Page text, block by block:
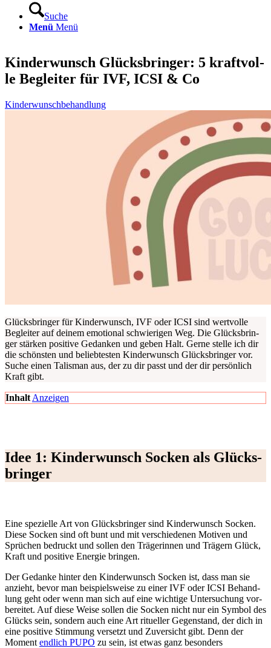
Suche
Menü Menü
Kin­der­wunsch Glücks­brin­ger: 5 kraft­vol­
le Beglei­ter für IVF, ICSI & Co
Kinderwunschbehandlung
Glücks­brin­ger für Kin­der­wunsch, IVF oder ICSI sind wert­vol­le
Beglei­ter auf dei­nem emo­tio­nal schwie­ri­gen Weg. Die Glücks­brin­
ger stär­ken posi­ti­ve Gedan­ken und geben Halt. Ger­ne stel­le ich dir
die schöns­ten und belieb­tes­ten Kin­der­wunsch Glücks­brin­ger vor.
Suche einen Talis­man aus, der zu dir passt und der dir per­sön­lich
Kraft gibt.
Inhalt Anzei­gen
Idee 1: Kin­der­wunsch Socken als Glücks­
brin­ger
Eine spe­zi­el­le Art von Glücks­brin­ger sind Kin­der­wunsch Socken.
Die­se Socken sind oft bunt und mit ver­schie­de­nen Moti­ven und
Sprü­chen bedruckt und sol­len den Trä­ge­rin­nen und Trä­gern Glück,
Kraft und posi­ti­ve Ener­gie brin­gen.
Der Gedan­ke hin­ter den Kin­der­wunsch Socken ist, dass man sie
anzieht, bevor man bei­spiels­wei­se zu einer IVF oder ICSI Behand­
lung geht oder wenn man sich auf eine wich­ti­ge Unter­su­chung vor­
be­rei­tet. Auf die­se Wei­se sol­len die Socken nicht nur ein Sym­bol des
Glücks sein, son­dern auch eine Art ritu­el­ler Gegen­stand, der dich in
eine posi­ti­ve Stim­mung ver­setzt und Zuver­sicht gibt. Denn der
Moment end­lich PUPO zu sein, ist etwas ganz beson­ders